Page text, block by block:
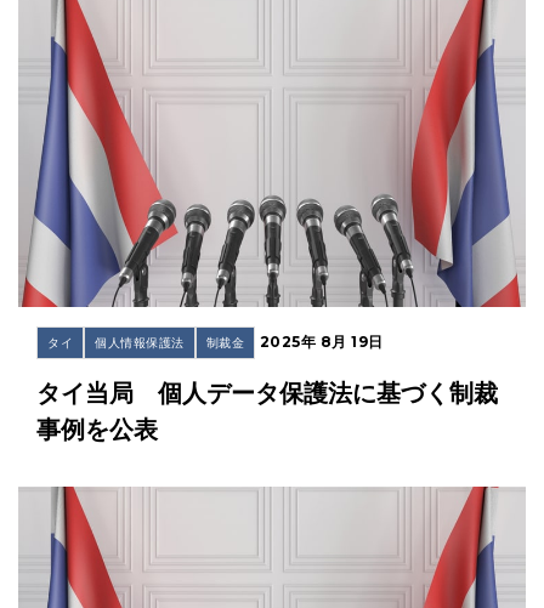
タイ 個人情報保護法 制裁金 2025年 8月 19日
タイ当局 個人データ保護法に基づく制裁
事例を公表